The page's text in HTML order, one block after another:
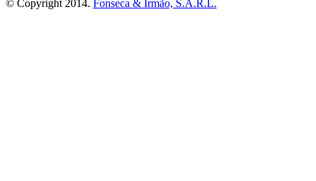
© Copyright 2014. Fonseca & Irmão, S.A.R.L.